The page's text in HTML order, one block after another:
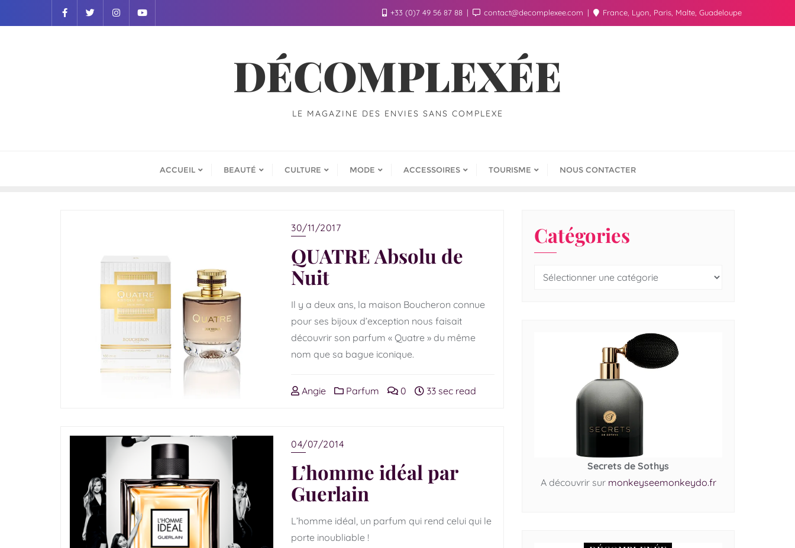
+33 (0)7 49 56 87 88 contact@decomplexee.com France, Lyon, Paris, Malte, Guadeloupe
DÉCOMPLEXÉE
LE MAGAZINE DES ENVIES SANS COMPLEXE
ACCUEIL BEAUTÉ CULTURE MODE ACCESSOIRES TOURISME NOUS CONTACTER
30/11/2017
QUATRE Absolu de
Nuit
Il y a deux ans, la maison Boucheron connue
pour ses bijoux d’exception nous faisait
découvrir son parfum « Quatre » du même
nom que sa bague iconique.
Angie Parfum 0 33 sec read
04/07/2014
L’homme idéal par
Guerlain
L’homme idéal, un parfum qui rend celui qui le
porte inoubliable !
Catégories
Secrets de Sothys
A découvrir sur monkeyseemonkeydo.fr